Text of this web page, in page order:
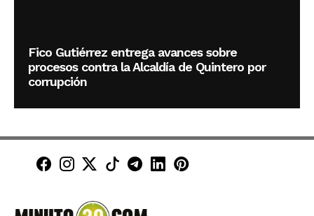
Fico Gutiérrez entrega avances sobre
procesos contra la Alcaldía de Quintero por
corrupción
Minuto30 en Facebook
Minuto30 en Instagram
Minuto30 en X (Twitter)
Minuto30 en TikTok
Canal de Minuto30 en
Minuto30 en LinkedIn
Minuto30 en